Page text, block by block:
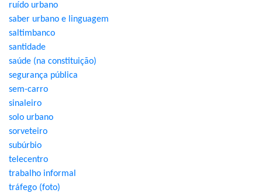
ruído urbano
saber urbano e linguagem
saltimbanco
santidade
saúde (na constituição)
segurança pública
sem-carro
sinaleiro
solo urbano
sorveteiro
subúrbio
telecentro
trabalho informal
tráfego (foto)